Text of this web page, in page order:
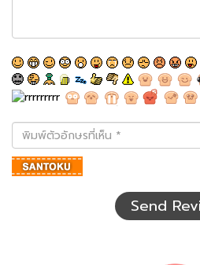
พิมพ์
ตัว
อักษร
ที่
Send